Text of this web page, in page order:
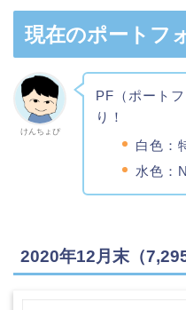
現在のポートフ
けんちょぴ
PF（ポート
り！
白色：
水色：
2020年12月末（